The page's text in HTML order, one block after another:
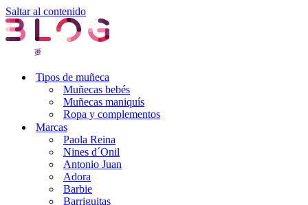
Saltar al contenido
Tipos de muñeca
Muñecas bebés
Muñecas maniquís
Ropa y complementos
Marcas
Paola Reina
Nines d´Onil
Antonio Juan
Adora
Barbie
Barriguitas